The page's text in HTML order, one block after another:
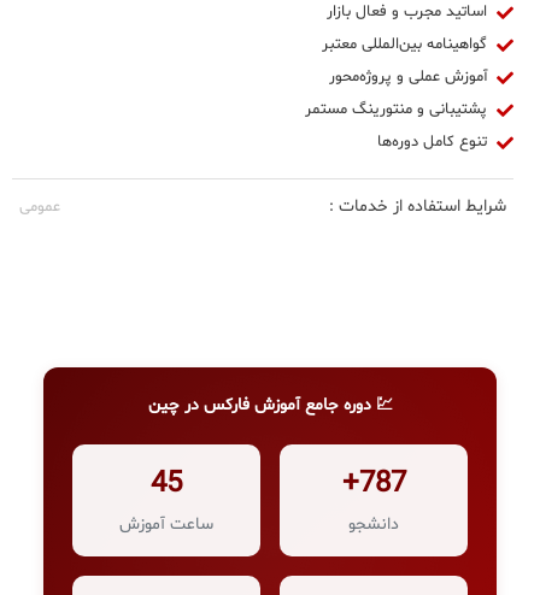
اساتید مجرب و فعال بازار
گواهینامه بین‌المللی معتبر
آموزش عملی و پروژه‌محور
پشتیبانی و منتورینگ مستمر
تنوع کامل دوره‌ها
شرایط استفاده از خدمات : عمومی
💹 دوره جامع آموزش فارکس در چین
787+
دانشجو
45
ساعت آموزش